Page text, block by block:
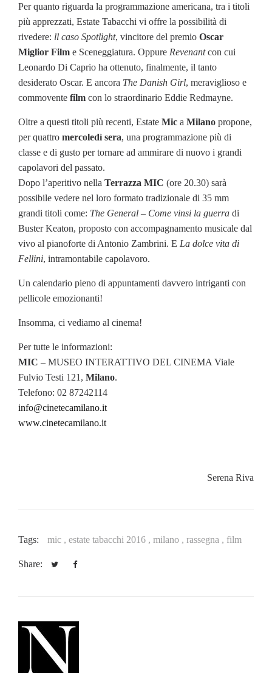
Per quanto riguarda la programmazione americana, tra i titoli
più apprezzati, Estate Tabacchi vi offre la possibilità di
rivedere: ll caso Spotlight, vincitore del premio Oscar
Miglior Film e Sceneggiatura. Oppure Revenantcon cui
Leonardo Di Caprio ha ottenuto, finalmente, il tanto
desiderato Oscar. E ancora The Danish Girl, meraviglioso e
commovente film con lo straordinario Eddie Redmayne.
Oltre a questi titoli più recenti, Estate Mic a Milano propone,
per quattro mercoledì sera, una programmazione più di
classe e di gusto per tornare ad ammirare di nuovo i grandi
capolavori del passato.
Dopo l’aperitivo nella Terrazza MIC (ore 20.30) sarà
possibile vedere nel loro formato tradizionale di 35 mm
grandi titoli come: The General – Come vinsi la guerra di
Buster Keaton, proposto con accompagnamento musicale dal
vivo al pianoforte di Antonio Zambrini. E La dolce vita di
Fellini, intramontabile capolavoro.
Un calendario pieno di appuntamenti davvero intriganti con
pellicole emozionanti!
Insomma, ci vediamo al cinema!
Per tutte le informazioni:
MIC – MUSEO INTERATTIVO DEL CINEMA Viale
Fulvio Testi 121, Milano.
Telefono: 02 87242114
info@cinetecamilano.it
www.cinetecamilano.it
Serena Riva
Tags: mic , estate tabacchi 2016 , milano , rassegna , film
Share: